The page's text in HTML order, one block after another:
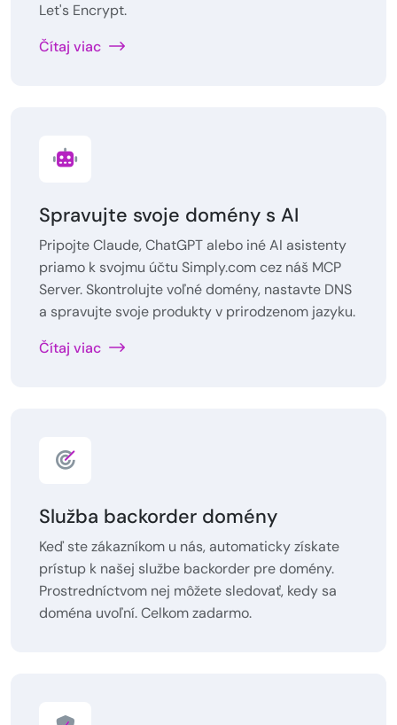
Let's Encrypt.
Čítaj viac
Spravujte svoje domény s AI
Pripojte Claude, ChatGPT alebo iné AI asistenty
priamo k svojmu účtu Simply.com cez náš MCP
Server. Skontrolujte voľné domény, nastavte DNS
a spravujte svoje produkty v prirodzenom jazyku.
Čítaj viac
Služba backorder domény
Keď ste zákazníkom u nás, automaticky získate
prístup k našej službe backorder pre domény.
Prostredníctvom nej môžete sledovať, kedy sa
doména uvoľní. Celkom zadarmo.